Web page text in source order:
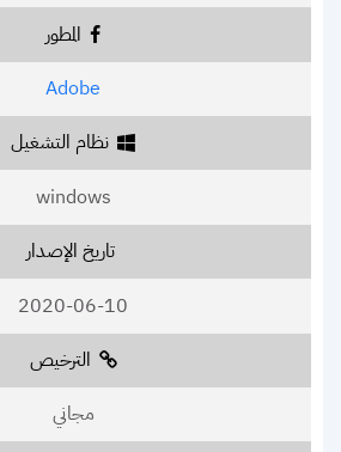
المطور
Adobe
نظام التشغيل
windows
تاريخ الإصدار
2020-06-10
الترخيص
مجاني